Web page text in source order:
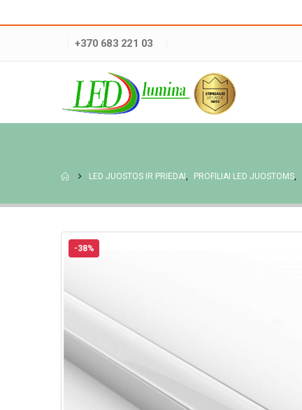
+370 683 221 03
LED JUOSTOS IR PRIEDAI PROFILIAI LED JUOSTOMS
-38%